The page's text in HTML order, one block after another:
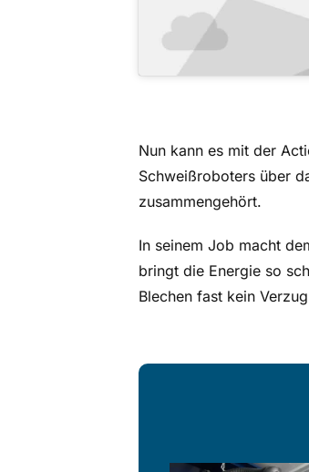
Nun kann es mit der
Schweißroboters über
zusammengehört.
In seinem Job macht
bringt die Energie so
Blechen fast kein